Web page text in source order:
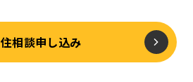
相談申し込み